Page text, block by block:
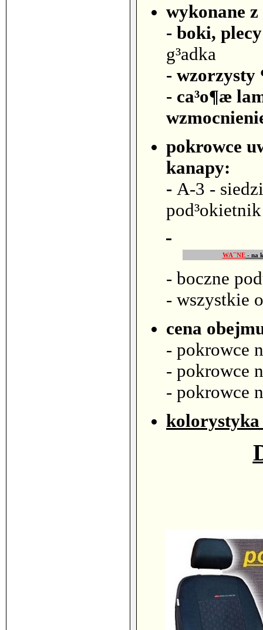
wykonane
- boki,
g³adka
-
- ca³o¶æ
pokrowce
kanapy:
- A-3 -
pod³okietnik
WA¯NE- na
- boczne
- wszystkie
cena
- pokrowce
- pokrowce
- pokrowce
kolorystyka